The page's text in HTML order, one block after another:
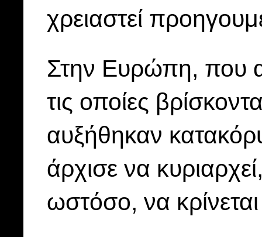
χρειαστεί
Στην Ευρώπη, που
τις οποίες
αυξήθηκαν
άρχισε να
ωστόσο, να